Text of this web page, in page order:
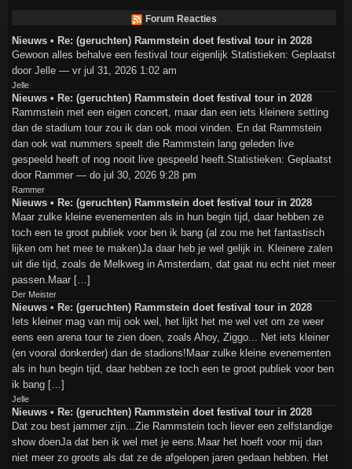
Forum Reacties
Nieuws • Re: (geruchten) Rammstein doet festival tour in 2028
Gewoon alles behalve een festival tour eigenlijk Statistieken: Geplaatst
door Jelle — vr jul 31, 2026 1:02 am
Jelle
Nieuws • Re: (geruchten) Rammstein doet festival tour in 2028
Rammstein met een eigen concert, maar dan een iets kleinere setting
dan de stadium tour zou ik dan ook mooi vinden. En dat Rammstein
dan ook wat nummers speelt die Rammstein lang geleden live
gespeeld heeft of nog nooit live gespeeld heeft.Statistieken: Geplaatst
door Rammer — do jul 30, 2026 9:28 pm
Rammer
Nieuws • Re: (geruchten) Rammstein doet festival tour in 2028
Maar zulke kleine evenementen als in hun begin tijd, daar hebben ze
toch een te groot publiek voor ben ik bang (al zou me het fantastisch
lijken om het mee te maken)Ja daar heb je wel gelijk in. Kleinere zalen
uit die tijd, zoals de Melkweg in Amsterdam, dat gaat nu echt niet meer
passen.Maar […]
Der Meister
Nieuws • Re: (geruchten) Rammstein doet festival tour in 2028
Iets kleiner mag van mij ook wel, het lijkt het me wel vet om ze weer
eens een arena tour te zien doen, zoals Ahoy, Ziggo... Net iets kleiner
(en vooral donkerder) dan de stadions!Maar zulke kleine evenementen
als in hun begin tijd, daar hebben ze toch een te groot publiek voor ben
ik bang […]
Jelle
Nieuws • Re: (geruchten) Rammstein doet festival tour in 2028
Dat zou best jammer zijn...Zie Rammstein toch liever een zelfstandige
show doenJa dat ben ik wel met je eens.Maar het hoeft voor mij dan
niet meer zo groots als dat ze de afgelopen jaren gedaan hebben. Het